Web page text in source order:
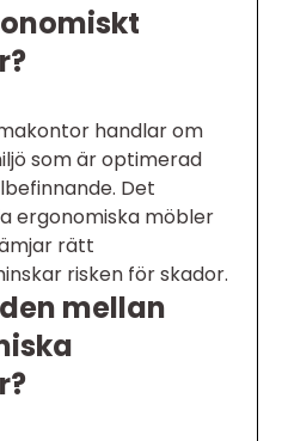
handlar om
som är optimerad
Det
ergonomiska möbler
rätt
risken för skador.
mellan